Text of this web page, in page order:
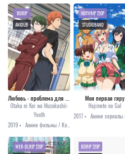
Otaku ni Koi wa Muzukashii:
Youth
2019 •
BDRIP
ANIDUB
Моя первая гяру
Hajimete no Gal
2017 •
HDTVRIP 720P
STUDIOBAND
WEB-DLRIP 720P
BDRIP 720P